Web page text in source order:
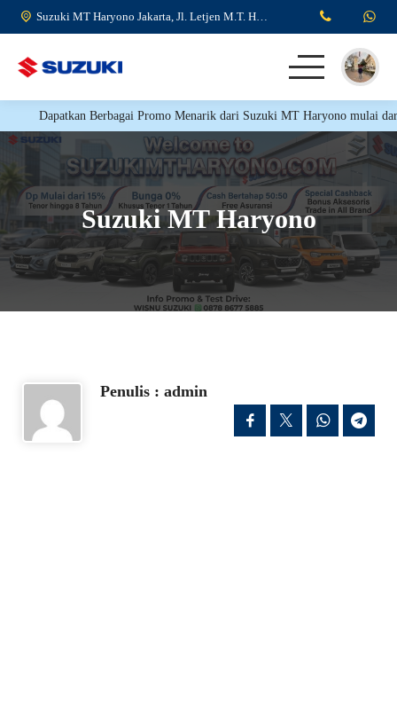
Suzuki MT Haryono Jakarta, Jl. Letjen M.T. Haryono No.Kav. 8, RW.6, Kp. Melayu, Kecamatan Jatinegara, Jakarta Timur.
HOME
KENDARAAN
TESTIMONI
PROMO SUZUKI
Dapatkan Berbagai Promo Menarik dari Suzuki MT Haryono mulai
Suzuki MT Haryono
Penulis : admin